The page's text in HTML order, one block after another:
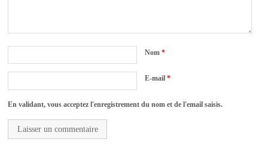
Nom*
E-mail*
En validant, vous acceptez l'enregistrement du nom et de l'email saisis.